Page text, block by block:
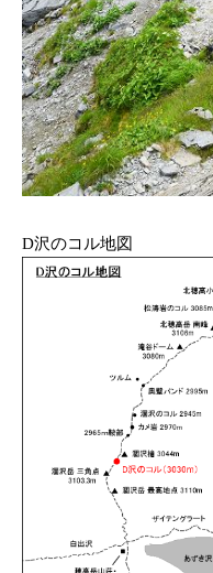
D沢のコル地図